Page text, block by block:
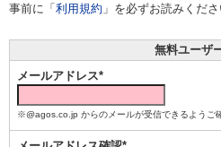
事前に「 利用規約 」を必ずお読みくださ
無料ユーザ
メールアドレス*
※@agos.co.jp からのメールが受信できるようご